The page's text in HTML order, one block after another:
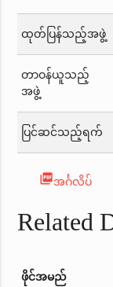
ထုတ်ပြန်သည့်အဖွဲ့
တာဝန်ယူသည့်
အဖွဲ့
ပြင်ဆင်သည့်ရက်
picture_as_pdfအင်္ဂလိပ်
Related
ဖိုင်အမည်